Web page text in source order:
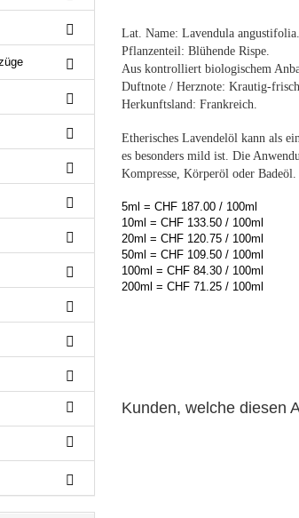
Lat. Name: Lavendula angustifolia.
Pflanzenteil: Blühende Rispe.
Aus kontrolliert biologischem
Duftnote / Herznote: Krautig-
Herkunftsland: Frankreich.
Etherisches Lavendelöl kann als
es besonders mild ist. Die
Kompresse, Körperöl oder Badeöl.
5ml = CHF 187.00 / 100ml
10ml = CHF 133.50 / 100ml
20ml = CHF 120.75 / 100ml
50ml = CHF 109.50 / 100ml
100ml = CHF 84.30 / 100ml
200ml = CHF 71.25 / 100ml
Kunden, welche diesen